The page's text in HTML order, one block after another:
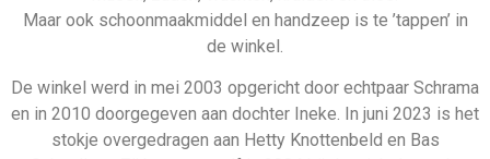
Maar ook schoonmaakmiddel en handzeep is te ’tappen’ in
de winkel.
De winkel werd in mei 2003 opgericht door echtpaar Schrama
en in 2010 doorgegeven aan dochter Ineke. In juni 2023 is het
stokje overgedragen aan Hetty Knottenbeld en Bas